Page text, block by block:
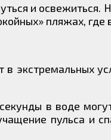
и освежиться.
пляжах,
экстремальных
в воде
пульса и